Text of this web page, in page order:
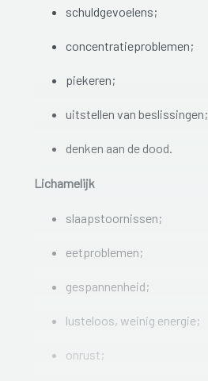
schuldgevoelens;
concentratieproblemen;
piekeren;
uitstellen van beslissingen;
denken aan de dood.
Lichamelijk
slaapstoornissen;
eetproblemen;
gespannenheid;
lusteloos, weinig energie;
onrust;